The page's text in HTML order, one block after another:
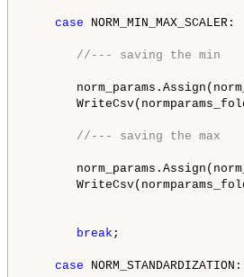
case NORM_MIN_MAX_SCALER:
//--- saving the min
//--- saving the max
break ;
case NORM_STANDARDIZATION: